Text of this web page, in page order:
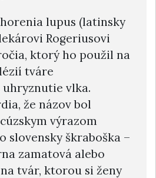
lupus (latinsky
Rogeriusovi
ktorý ho použil na
tváre
vlka.
že názov bol
výrazom
slovensky škraboška –
zamatová alebo
tvár, ktorou si ženy